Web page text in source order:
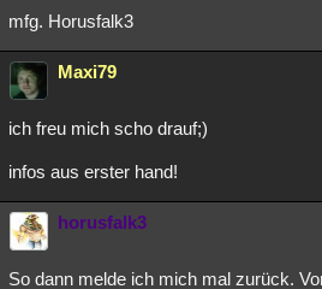
mfg. Horusfalk3
Maxi79
ich freu mich scho drauf;)
infos aus erster hand!
horusfalk3
So dann melde ich mich mal zurück.